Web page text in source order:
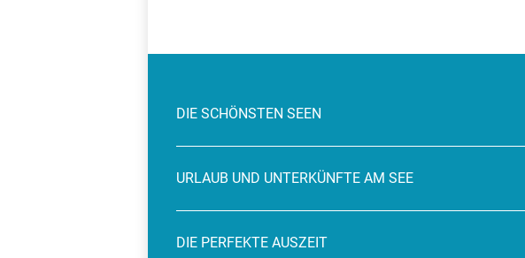
DIE SCHÖNSTEN SEEN
URLAUB UND UNTERKÜNFTE AM SEE
DIE PERFEKTE AUSZEIT